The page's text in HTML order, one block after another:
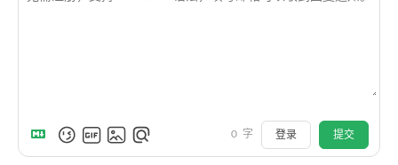
0 字 登录 提交